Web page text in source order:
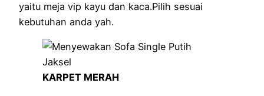
yaitu meja vip kayu dan kaca.Pilih sesuai
kebutuhan anda yah.
KARPET MERAH